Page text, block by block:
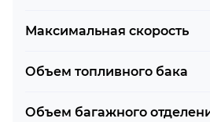
Максимальная скорость
Объем топливного бака
Объем багажного